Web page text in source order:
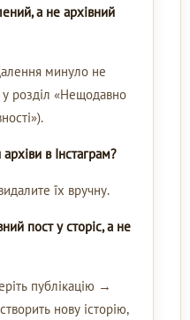
а не архівний
минуло не
у розділ «Нещодавно
в Інстаграм?
їх вручну.
пост у сторіс, а не
публікацію →
нову історію,